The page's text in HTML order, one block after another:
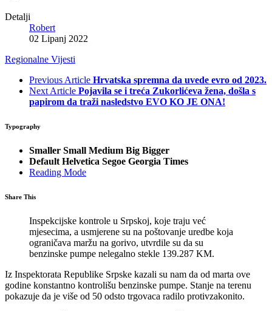
Detalji
Robert
02 Lipanj 2022
Regionalne Vijesti
Previous Article Hrvatska spremna da uvede evro od 2023.
Next Article Pojavila se i treća Zukorlićeva žena, došla s
papirom da traži nasledstvo EVO KO JE ONA!
Typography
Smaller Small Medium Big Bigger
Default Helvetica Segoe Georgia Times
Reading Mode
Share This
Inspekcijske kontrole u Srpskoj, koje traju već
mjesecima, a usmjerene su na poštovanje uredbe koja
ograničava maržu na gorivo, utvrdile su da su
benzinske pumpe nelegalno stekle 139.287 KM.
Iz Inspektorata Republike Srpske kazali su nam da od marta ove
godine konstantno kontrolišu benzinske pumpe. Stanje na terenu
pokazuje da je više od 50 odsto trgovaca radilo protivzakonito.